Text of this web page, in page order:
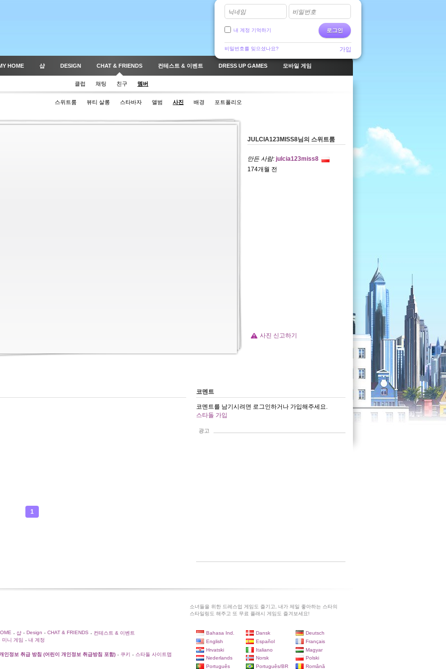
닉네임 비밀번호
로그인
내 계정 기억하기
비밀번호를 잊으셨나요? 가입
HOME 샵 DESIGN CHAT & FRIENDS 컨테스트 & 이벤트 DRESS UP GAMES 모바일 게임
클럽 채팅 친구 멤버
스위트룸 뷰티 살롱 스타바자 앨범 사진 배경 포트폴리오
JULCIA123MISS8님의 스위트룸
만든 사람: julcia123miss8
174개월 전
사진 신고하기
1
코멘트
코멘트를 남기시려면 로그인하거나 가입해주세요.
스타돌 가입
광고
소녀들을 위한 드레스업 게임도 즐기고, 내가 제일 좋아하는 스타의
스타일링도 해주고 또 무료 플래시 게임도 즐겨보세요!
• 샵 • Design • CHAT & FRIENDS •
컨테스트 & 이벤트
미니 게임
• 내 계정
인정보 취급 방침 (어린이 개인정보 취급방침 포함) • 쿠키 • 스타돌 사이트맵
Bahasa Ind. Dansk
Deutsch
English
Español
Français
Hrvatski
Italiano
Magyar
Nederlands
Norsk
Polski
Português
Português/BR Română